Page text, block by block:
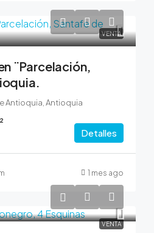
VENTA
¨Parcelación,
Antioquia, Antioquia
Detalles
1 mes ago
VENTA